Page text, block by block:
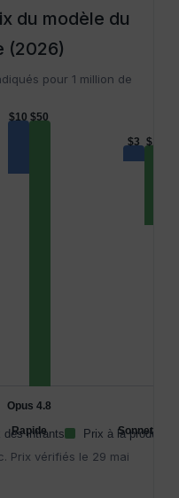
du modèle du
(2026)
pour 1 million de
$10 $50
Opus 4.8
Rapide
$3 $15
Sonnet 4.6
des intrants Prix à la
Prix vérifiés le 29 mai